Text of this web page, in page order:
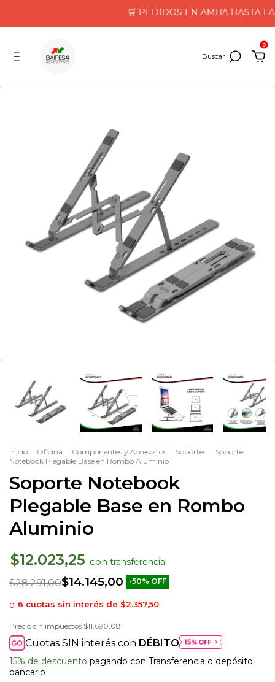
🛒 PEDIDOS EN AMBA HASTA
0
Inicio . Oficina . Componentes y Accesorios . Soportes . Soporte
Notebook Plegable Base en Rombo Aluminio
Soporte Notebook
Plegable Base en Rombo
Aluminio
$12.023,25 con
$28.291,00$14.145,00 -50% OFF
Cuotas SIN interés con DÉBITO
Precio sin impuestos $11.690,08
6 cuotas sin interés de $2.357,50
15% de descuento pagando con Transferencia o depósito
bancario